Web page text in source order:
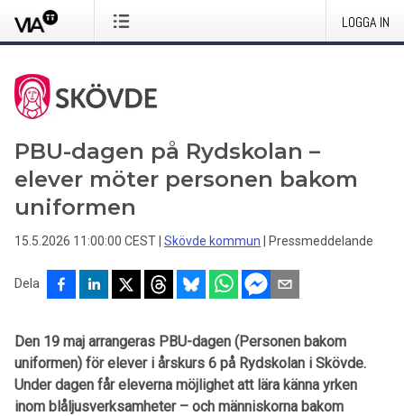
LOGGA IN
PBU-dagen på Rydskolan –
elever möter personen bakom
uniformen
15.5.2026 11:00:00 CEST Skövde kommun Pressmeddelande
Dela
Den 19 maj arrangeras PBU-dagen (Personen bakom
uniformen) för elever i årskurs 6 på Rydskolan i Skövde.
Under dagen får eleverna möjlighet att lära känna yrken
inom blåljusverksamheter – och människorna bakom